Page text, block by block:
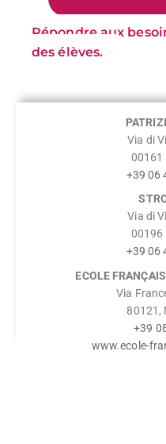
Répondre aux
des élèves.
Via di
00161
+39 06
Via di
00196
+39 06
ECOLE
Via
80121,
+39
www.ecole-